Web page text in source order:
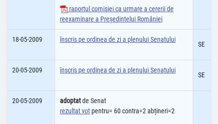
raportul comisiei ca urmare a cererii de
reexaminare a Președintelui României
18-05-2009 înscris pe ordinea de zi a plenului Senatului
SE
20-05-2009 înscris pe ordinea de zi a plenului Senatului
SE
20-05-2009 adoptatde Senat
rezultat vot pentru= 60 contra=2 abțineri=2